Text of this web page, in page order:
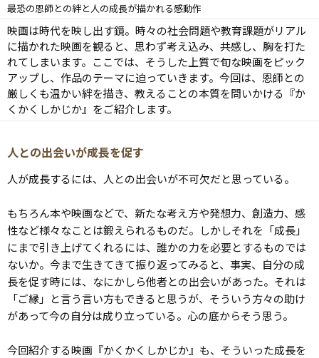
最恐の恩師との絆と人の成長が描かれる感動作
映画は時代を映し出す鏡。時々の社会問題や教育課題がリアル
に描かれた映画を観ると、思わず考え込み、共感し、胸を打た
れてしまいます。ここでは、そうした上質で旬な映画をピック
アップし、作品のテーマに迫っていきます。今回は、恩師との
厳しくも温かい絆を描き、教えることの本質を問いかける『か
くかくしかじか』をご紹介します。
人との出会いが成長を促す
人が成長するには、人との出会いが不可欠だと思っている。
もちろん本や映画などで、新たな考え方や発想力、創造力、感
性など様々なことは鍛えられるものだ。しかしそれを「成長」
にまで引き上げてくれるには、誰かの力を必要とするものでは
ないか。今まで生きてきて振り返ってみると、事実、自分の成
長を促す時には、なにかしら他者との出会いがあった。それは
「ご縁」と言う言い方もできると思うが、そういう方々の助け
があって今の自分は成り立っている。心の底からそう思う。
今回紹介する映画『かくかくしかじか』も、そういった成長を